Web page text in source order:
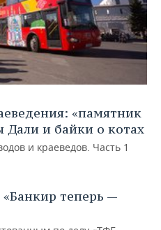
«памятник
Дали и байки о котах
и краеведов. Часть 1
теперь —